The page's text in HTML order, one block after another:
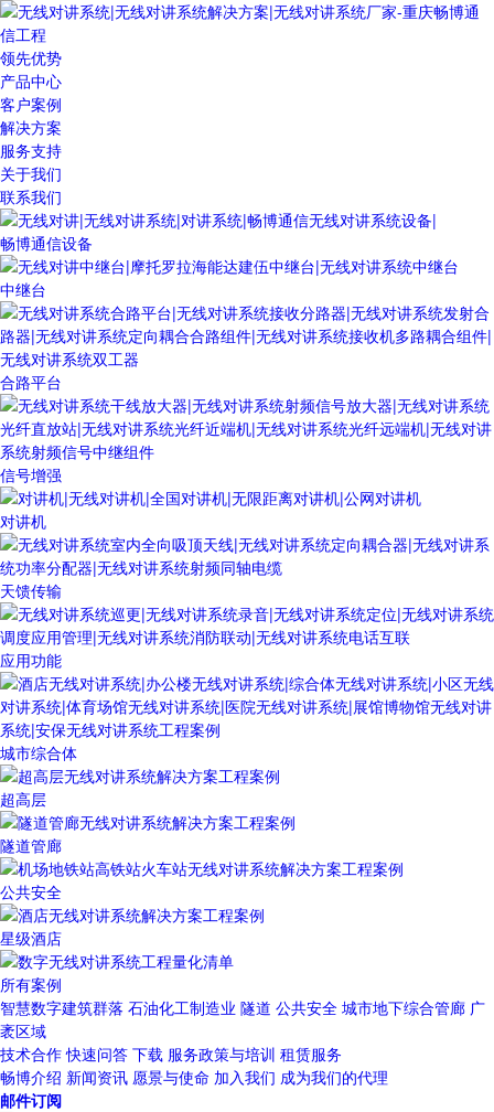
领先优势
产品中心
客户案例
解决方案
服务支持
关于我们
联系我们
畅博通信设备
中继台
合路平台
信号增强
对讲机
天馈传输
应用功能
城市综合体
超高层
隧道管廊
公共安全
星级酒店
所有案例
智慧数字建筑群落 石油化工制造业 隧道 公共安全 城市地下综合管廊 广
袤区域
技术合作 快速问答 下载 服务政策与培训 租赁服务
畅博介绍 新闻资讯 愿景与使命 加入我们 成为我们的代理
邮件订阅